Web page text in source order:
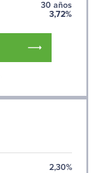
30 años
3,72%
2,30%